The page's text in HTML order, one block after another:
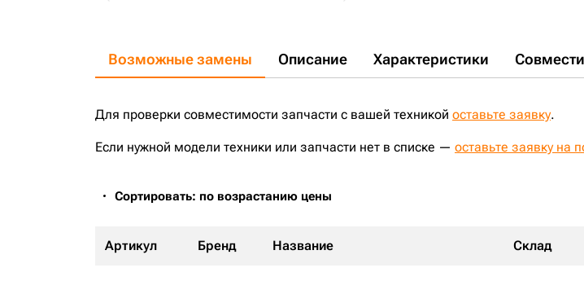
Возможные замены Описание Характеристики
Для проверки совместимости запчасти с вашей техникой оставьте заявку.
Если нужной модели техники или запчасти нет в списке — оставьте заявку на
Сортировать: по возрастанию цены
Артикул Бренд Название Склад